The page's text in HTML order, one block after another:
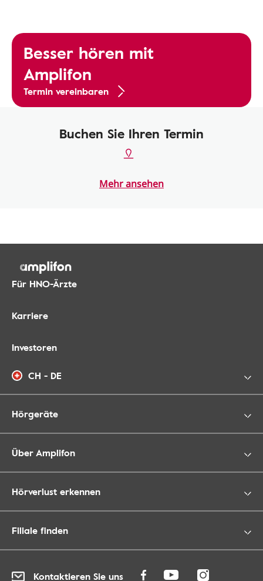
Besser hören mit
Amplifon
Termin vereinbaren
Buchen Sie Ihren Termin
Mehr ansehen
Für HNO-Ärzte
Karriere
Investoren
CH - DE
Hörgeräte
Über Amplifon
Hörverlust erkennen
Filiale finden
Kontaktieren Sie uns